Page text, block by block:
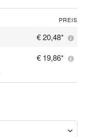
PREIS
€ 20,48*
€ 19,86*